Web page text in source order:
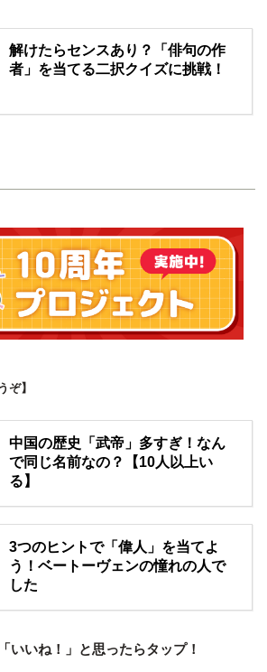
解けたらセンスあり？「俳句の作
者」を当てる二択クイズに挑戦！
ぞ】
中国の歴史「武帝」多すぎ！なん
で同じ名前なの？【10人以上い
る】
3つのヒントで「偉人」を当てよ
う！ベートーヴェンの憧れの人で
した
いいね！」と思ったらタップ！